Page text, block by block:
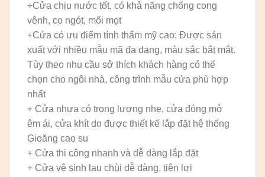
+Cửa chịu nước tốt, có khả năng chống cong
vênh, co ngót, mối mọt
+Cửa có ưu điểm tính thẩm mỹ cao: Được sản
xuất với nhiều mẫu mã đa dạng, màu sắc bắt mắt.
Tùy theo nhu cầu sở thích khách hàng có thể
chọn cho ngôi nhà, công trình mẫu cửa phù hợp
nhất
+ Cửa nhựa có trọng lượng nhẹ, cửa đóng mở
êm ái, cửa khít do được thiết kế lắp đặt hệ thống
Gioăng cao su
+ Cửa thi công nhanh và dễ dàng lắp đặt
+ Cửa vệ sinh lau chùi dễ dàng, tiện lợi